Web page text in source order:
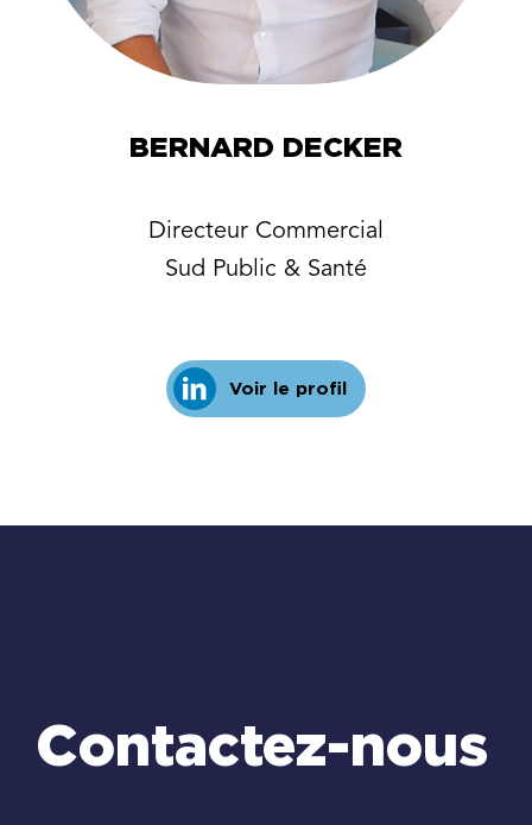
BERNARD DECKER
Directeur Commercial
Sud Public & Santé
Voir le profil
Contactez-nous